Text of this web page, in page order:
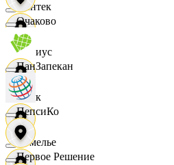
Синтек
Сириус
Смак
Сомелье
Очаково
ПанЗапекан
ПепсиКо
Первое Решение